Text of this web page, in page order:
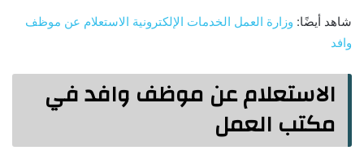
شاهد أيضًا: وزارة العمل الخدمات الإلكترونية الاستعلام عن موظف
وافد
الاستعلام عن موظف وافد في
مكتب العمل